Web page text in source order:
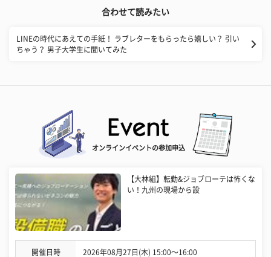
合わせて読みたい
LINEの時代にあえての手紙！ ラブレターをもらったら嬉しい？ 引い
ちゃう？ 男子大学生に聞いてみた
オンラインイベントの参加申込
【大林組】転勤&ジョブローテは怖くな
い！九州の現場から設
開催日時 2026年08月27日(木) 15:00〜16:00